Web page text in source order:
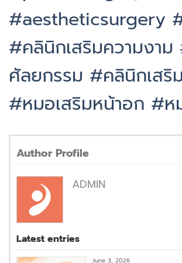
#aestheticsurgery
#คลินิกเสริมความงาม
ศัลยกรรม #คลินิกเสริ
#หมอเสริมหน้าอก #ห
Author Profile
ADMIN
Latest entries
June 3, 2026